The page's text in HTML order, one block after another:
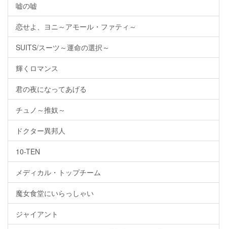
嘘の嘘
恋せよ、ヨニ～アモール・ファティ～
SUITS/スーツ～運命の選択～
輝くロマンス
君の夜になってあげる
チュノ～推奴～
ドクター異邦人
10-TEN
メディカル・トップチーム
魔女食堂にいらっしゃい
ジャイアント